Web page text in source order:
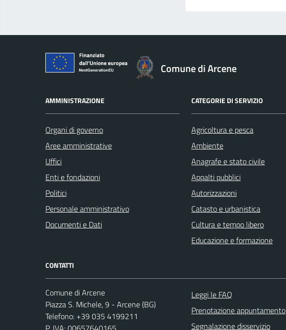
Comune di Arcene
AMMINISTRAZIONE
Organi di governo
Aree amministrative
Uffici
Enti e fondazioni
Politici
Personale amministrativo
Documenti e Dati
CATEGORIE DI SERVIZIO
Agricoltura e pesca
Ambiente
Anagrafe e stato civile
Appalti pubblici
Autorizzazioni
Catasto e urbanistica
Cultura e tempo libero
Educazione e formazione
CONTATTI
Comune di Arcene
Piazza S. Michele, 9 - Arcene (BG)
Telefono: +39 035 4199211
Leggi le FAQ
Prenotazione appuntamento
Segnalazione disservizio